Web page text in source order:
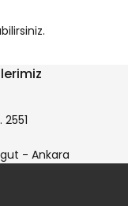
- Ankara